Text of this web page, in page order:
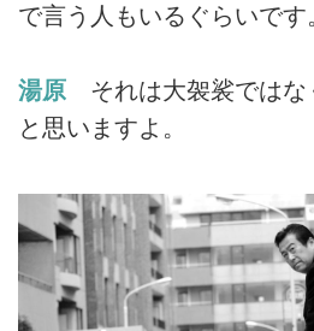
で言う人もいるぐらいです
湯原 それは大袈裟ではな
と思いますよ。